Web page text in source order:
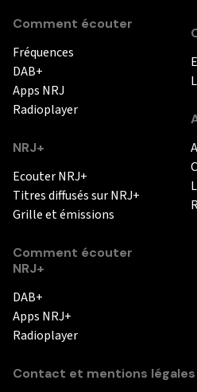
Comment écouter
Fréquences
DAB+
Apps NRJ
Radioplayer
NRJ+
Ecouter NRJ+
Titres diffusés sur NRJ+
Grille et émissions
Comment écouter
NRJ+
DAB+
Apps NRJ+
Radioplayer
Contact et mentions légales